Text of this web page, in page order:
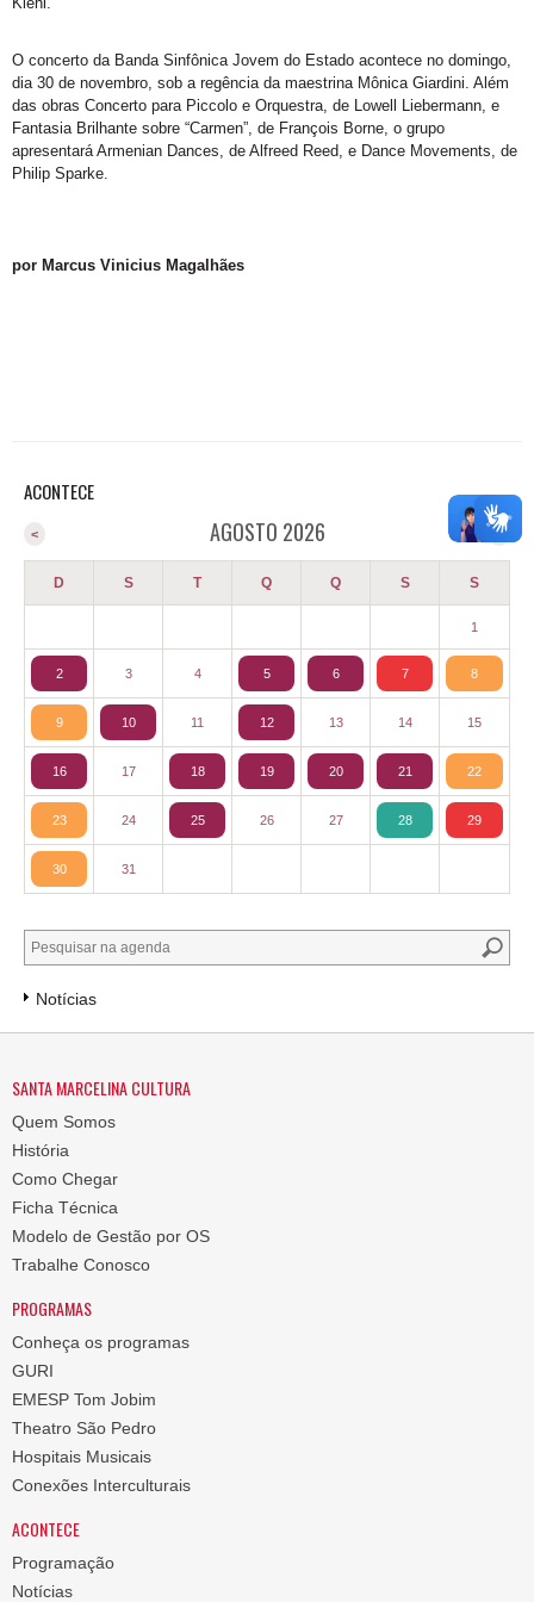
O concerto da Banda Sinfônica Jovem do Estado acontece no domingo,
dia 30 de novembro, sob a regência da maestrina Mônica Giardini. Além
das obras Concerto para Piccolo e Orquestra, de Lowell Liebermann, e
Fantasia Brilhante sobre “Carmen”, de François Borne, o grupo
apresentará Armenian Dances, de Alfreed Reed, e Dance Movements, de
Philip Sparke.
por Marcus Vinicius Magalhães
ACONTECE
AGOSTO 2026 >
<
D S T Q Q S S
1
2 3 4 5 6 7 8
9 10 11 12 13 14 15
16 17 18 19 20 21 22
23 24 25 26 27 28 29
30 31
Notícias
SANTA MARCELINA CULTURA
Quem Somos
História
Como Chegar
Ficha Técnica
Modelo de Gestão por OS
Trabalhe Conosco
PROGRAMAS
Conheça os programas
GURI
EMESP Tom Jobim
Theatro São Pedro
Hospitais Musicais
Conexões Interculturais
ACONTECE
Programação
Notícias